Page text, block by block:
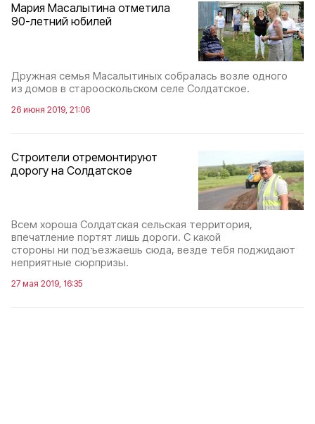
Мария Масалытина отметила
90-летний юбилей
Дружная семья Масалытиных собралась возле одного
из домов в старооскольском селе Солдатское.
26 июня 2019, 21:06
Строители отремонтируют
дорогу на Солдатское
Всем хороша Солдатская сельская территория,
впечатление портят лишь дороги. С какой
стороны ни подъезжаешь сюда, везде тебя поджидают
неприятные сюрпризы.
27 мая 2019, 16:35